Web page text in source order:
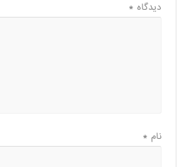
دیدگاه*
نام*